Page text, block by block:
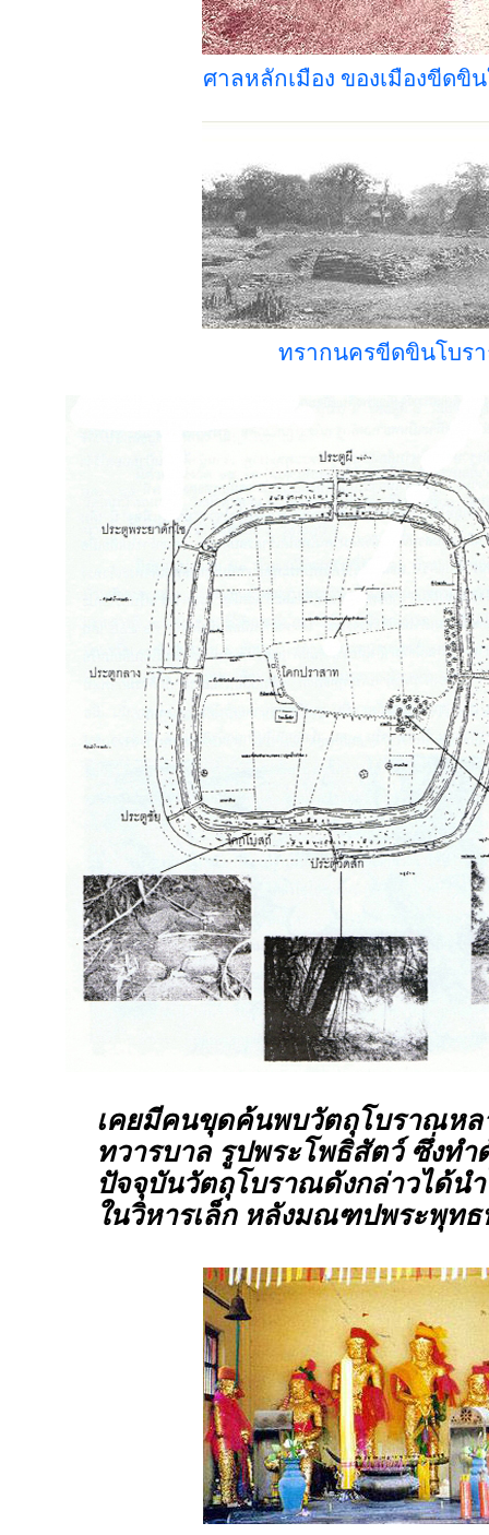
ศาลหลักเมือง ของเมืองขีดขิ
ทรากนครขีดขินโบร
เคยมีคนขุดค้นพบวัตถุโบราณหล
ทวารบาล รูปพระโพธิสัตว์ ซึ่งทำ
ปัจจุบันวัตถุโบราณดังกล่าวได้น
ในวิหารเล็ก หลังมณฑปพระพุทธ